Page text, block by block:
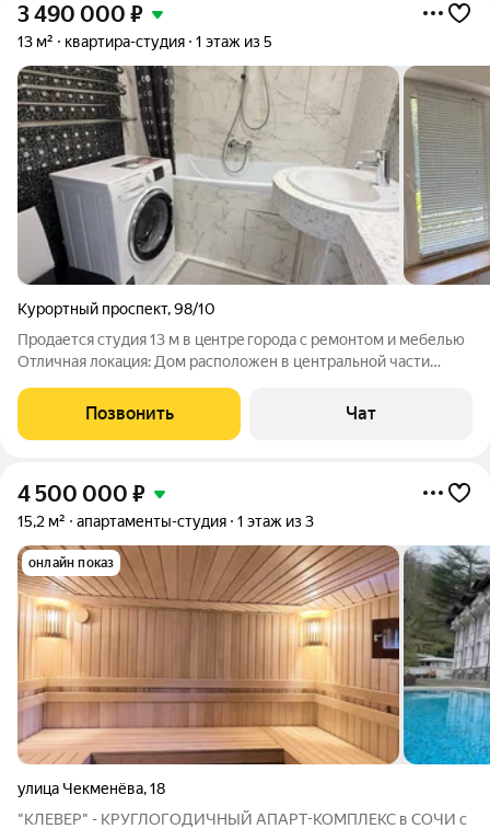
3 490 000 ₽
13 м² квартира-студия 1 этаж из 5
Курортный проспект,98/10
Продается студия 13 м в цeнтpe гopoда с ремонтом и мебелью
Отличная локация: Дом расположен в центральной части
развитой инфраструктурой. Светлая студия с coвpeмeнным
peмoнтoм на 1 этаже дoма
Позвонить Чат
4 500 000 ₽
15,2 м² апартаменты-студия 1 этаж из 3
онлайн показ
улица Чекменёва,18
"КЛЕВЕР" - КРУГЛОГОДИЧНЫЙ АПАРТ-КОМПЛЕКС в СОЧИ с